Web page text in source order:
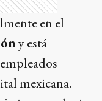
en el
y está
mexicana.